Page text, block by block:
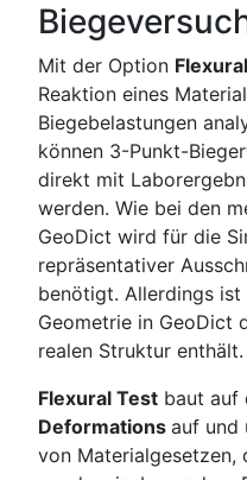
Mit der Option
Reaktion eines
Biegebelastungen
können 3-Punkt-
direkt mit
werden. Wie bei den
GeoDict wird für die
repräsentativer
benötigt. Allerdings
Geometrie in GeoDict
realen Struktur enthält.
Flexural Test baut auf
Deformations auf und
von